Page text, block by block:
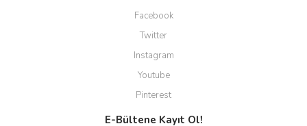
Facebook
Twitter
Instagram
Youtube
Pinterest
E-Bültene Kayıt Ol!